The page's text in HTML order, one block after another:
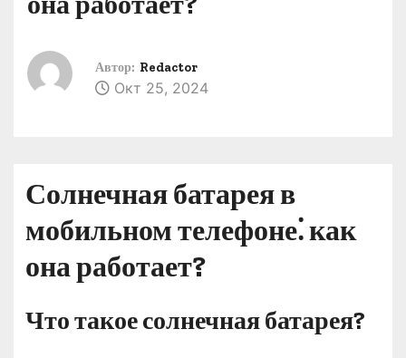
Автор: Redactor
Окт 25, 2024
Солнечная батарея в
мобильном телефоне⁚ как
она работает?
Что такое солнечная батарея?